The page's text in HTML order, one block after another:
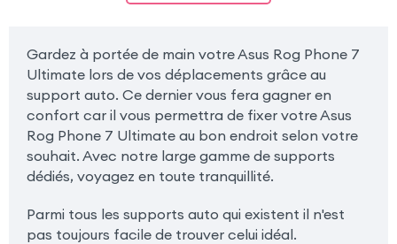
Gardez à portée de main votre Asus Rog Phone 7
Ultimate lors de vos déplacements grâce au
support auto. Ce dernier vous fera gagner en
confort car il vous permettra de fixer votre Asus
Rog Phone 7 Ultimate au bon endroit selon votre
souhait. Avec notre large gamme de supports
dédiés, voyagez en toute tranquillité.
Parmi tous les supports auto qui existent il n'est
pas toujours facile de trouver celui idéal.